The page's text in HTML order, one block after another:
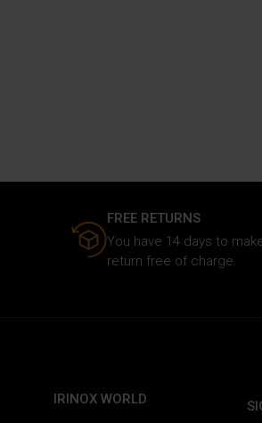
FREE RETURNS
You have 14 days to
return free of charge.
IRINOX WORLD